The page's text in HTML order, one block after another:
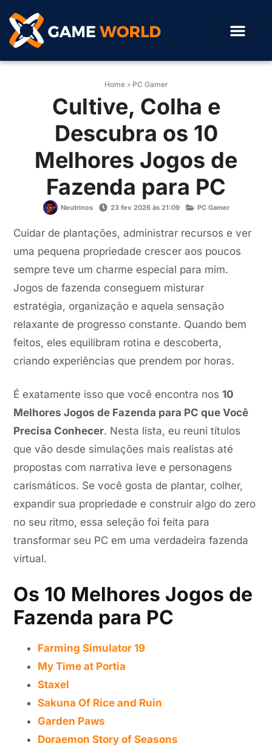
Home» PC Gamer
Cultive, Colha e
Descubra os 10
Melhores Jogos de
Fazenda para PC
Neutrinos 23 fev 2026 às 21:09 PC Gamer
Cuidar de plantações, administrar recursos e ver
uma pequena propriedade crescer aos poucos
sempre teve um charme especial para mim.
Jogos de fazenda conseguem misturar
estratégia, organização e aquela sensação
relaxante de progresso constante. Quando bem
feitos, eles equilibram rotina e descoberta,
criando experiências que prendem por horas.
É exatamente isso que você encontra nos10
Melhores Jogos de Fazenda para PC que Você
Precisa Conhecer. Nesta lista, eu reuni títulos
que vão desde simulações mais realistas até
propostas com narrativa leve e personagens
carismáticos. Se você gosta de plantar, colher,
expandir sua propriedade e construir algo do zero
no seu ritmo, essa seleção foi feita para
transformar seu PC em uma verdadeira fazenda
virtual.
Os 10 Melhores Jogos de
Fazenda para PC
Farming Simulator 19
My Time at Portia
Staxel
Sakuna Of Rice and Ruin
Garden Paws
Doraemon Story of Seasons